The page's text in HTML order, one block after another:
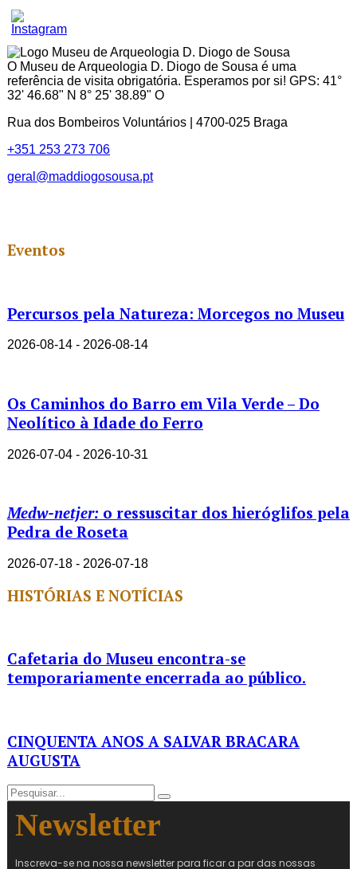
Set
Youtube
Channel
ID
O Museu de Arqueologia D. Diogo de Sousa é uma
referência de visita obrigatória. Esperamos por si! GPS: 41°
32' 46.68" N 8° 25' 38.89" O
Rua dos Bombeiros Voluntários | 4700-025 Braga
+351 253 273 706
geral@maddiogosousa.pt
Eventos
Percursos pela Natureza: Morcegos no Museu
2026-08-14 - 2026-08-14
Os Caminhos do Barro em Vila Verde – Do
Neolítico à Idade do Ferro
2026-07-04 - 2026-10-31
Medw-netjer: o ressuscitar dos hieróglifos pela
Pedra de Roseta
2026-07-18 - 2026-07-18
HISTÓRIAS E NOTÍCIAS
Cafetaria do Museu encontra-se
temporariamente encerrada ao público.
CINQUENTA ANOS A SALVAR BRACARA
AUGUSTA